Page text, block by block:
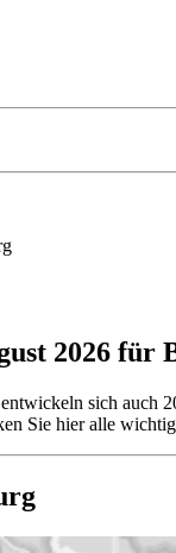
2026 für
sich auch
Sie hier alle